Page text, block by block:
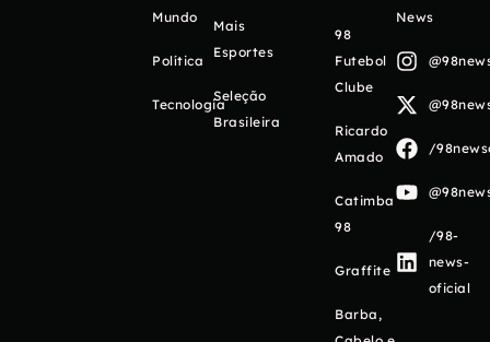
Mundo
Política
Tecnologia
Mais
Esportes
Seleção
Brasileira
98
Futebol
Clube
Ricardo
Amado
Catimba
98
Graffite
Barba,
News
/
/98-
news-
oficial